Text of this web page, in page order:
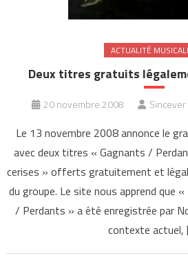
ACTUALITÉ
Deux titres gratuits
20 novembre 2008 Sincever
Le 13 novembre 2008 annonce le
avec deux titres « Gagnants /
cerises » offerts gratuitement et
du groupe. Le site nous apprend que
/ Perdants » a été enregistrée par
contexte